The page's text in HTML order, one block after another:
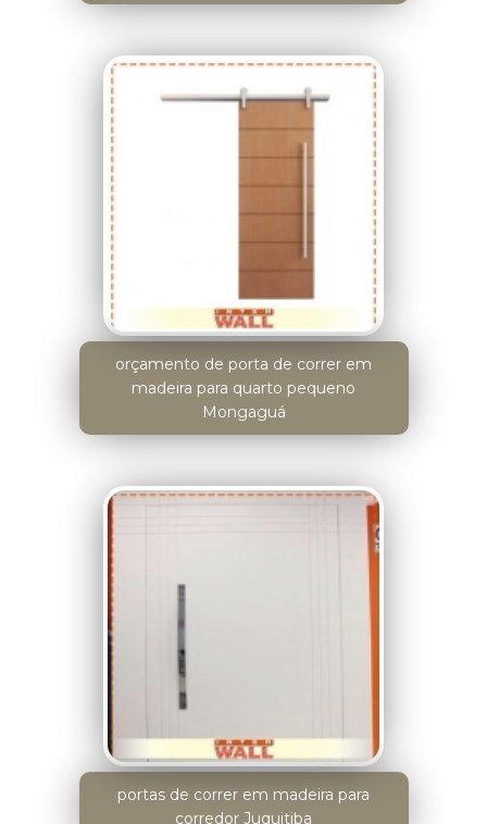
orçamento de porta de correr em
madeira para quarto pequeno
Mongaguá
portas de correr em madeira para
corredor Juquitiba